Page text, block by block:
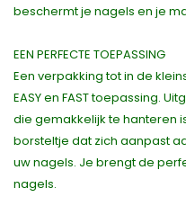
beschermt je nagels en je
EEN PERFECTE TOEPASSING
Een verpakking tot in de
EASY en FAST toepassing.
die gemakkelijk te hanteren
borsteltje dat zich aanpast
uw nagels. Je brengt de
nagels.